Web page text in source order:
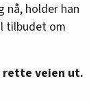
nå, holder han
tilbudet om
rette veien ut.